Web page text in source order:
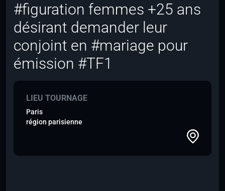
#figuration femmes +25 ans
désirant demander leur
conjoint en #mariage pour
émission #TF1
LIEU TOURNAGE
Paris
région parisienne